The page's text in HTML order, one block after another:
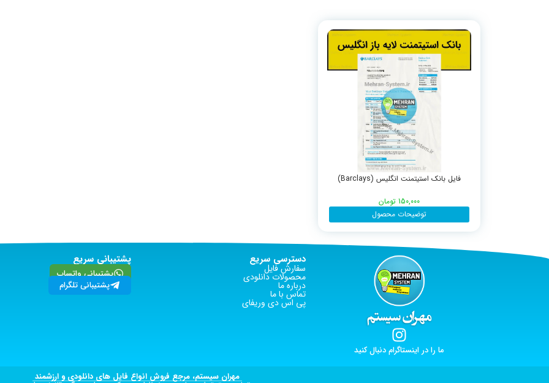
فایل بانک استیتمنت انگلیس (Barclays)
150,000 تومان
توضیحات محصول
ما را در اینستاگرام دنبال کنید
دسترسی سریع
سفارش فایل
محصولات دانلودی
درباره ما
تماس با ما
پی اس دی وریفای
پشتیبانی سریع
پشتیبانی واتساپ
پشتیبانی تلگرام
مهران سیستم، مرجع فروش انواع فایل های دانلودی و ارزشمند